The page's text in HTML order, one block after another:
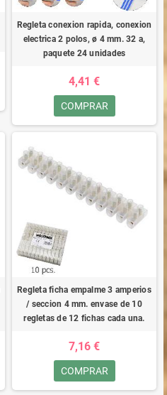
Regleta conexion rapida, conexion
electrica 2 polos, ø 4 mm. 32 a,
paquete 24 unidades
4,41 €
COMPRAR
Regleta ficha empalme 3 amperios
/ seccion 4 mm. envase de 10
regletas de 12 fichas cada una.
7,16 €
COMPRAR